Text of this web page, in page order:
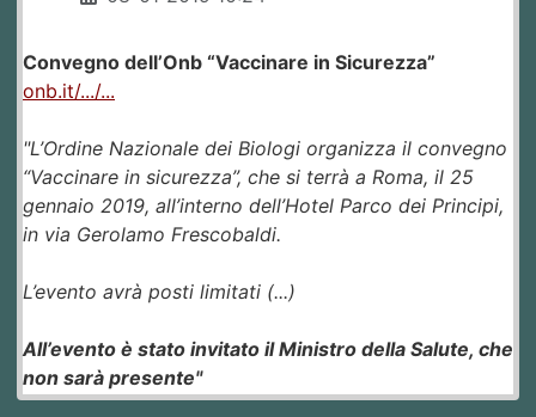
Convegno dell’Onb “Vaccinare in Sicurezza”
onb.it/.../...
"L’Ordine Nazionale dei Biologi organizza il convegno
“Vaccinare in sicurezza”, che si terrà a Roma, il 25
gennaio 2019, all’interno dell’Hotel Parco dei Principi,
in via Gerolamo Frescobaldi.
L’evento avrà posti limitati (...)
All’evento è stato invitato il Ministro della Salute, che
non sarà presente"